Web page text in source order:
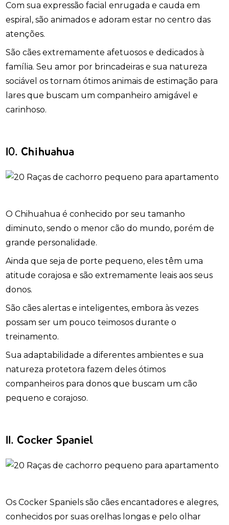
Com sua expressão facial enrugada e cauda em
espiral, são animados e adoram estar no centro das
atenções.
São cães extremamente afetuosos e dedicados à
família. Seu amor por brincadeiras e sua natureza
sociável os tornam ótimos animais de estimação para
lares que buscam um companheiro amigável e
carinhoso.
10. Chihuahua
O Chihuahua é conhecido por seu tamanho
diminuto, sendo o menor cão do mundo, porém de
grande personalidade.
Ainda que seja de porte pequeno, eles têm uma
atitude corajosa e são extremamente leais aos seus
donos.
São cães alertas e inteligentes, embora às vezes
possam ser um pouco teimosos durante o
treinamento.
Sua adaptabilidade a diferentes ambientes e sua
natureza protetora fazem deles ótimos
companheiros para donos que buscam um cão
pequeno e corajoso.
11. Cocker Spaniel
Os Cocker Spaniels são cães encantadores e alegres,
conhecidos por suas orelhas longas e pelo olhar